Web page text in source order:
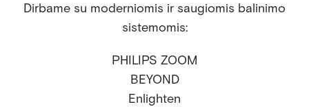
Dirbame su moderniomis ir saugiomis balinimo
sistemomis:
PHILIPS ZOOM
BEYOND
Enlighten